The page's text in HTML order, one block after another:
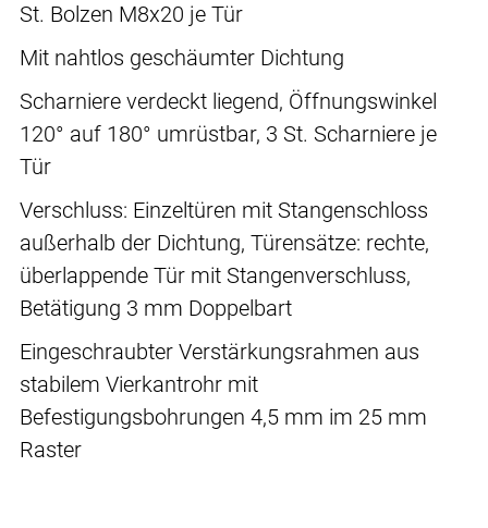
St. Bolzen M8x20 je Tür
Mit nahtlos geschäumter Dichtung
Scharniere verdeckt liegend, Öffnungswinkel
120° auf 180° umrüstbar, 3 St. Scharniere je
Tür
Verschluss: Einzeltüren mit Stangenschloss
außerhalb der Dichtung, Türensätze: rechte,
überlappende Tür mit Stangenverschluss,
Betätigung 3 mm Doppelbart
Eingeschraubter Verstärkungsrahmen aus
stabilem Vierkantrohr mit
Befestigungsbohrungen 4,5 mm im 25 mm
Raster